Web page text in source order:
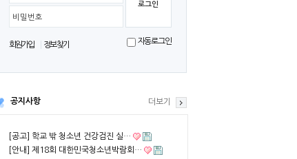
비밀번호
회원가입 정보찾기 자동로그인
공지사항
[공고] 학교 밖 청소년 건강검진 실…
[안내] 제18회 대한민국청소년박람회…
더보기